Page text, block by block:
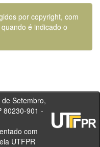
por copyright, com
é indicado o
80230-901 -
Brasil
com
UTFPR